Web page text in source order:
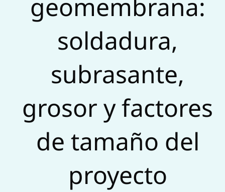
geomembrana:
soldadura,
subrasante,
grosor y factores
de tamaño del
proyecto
p
p